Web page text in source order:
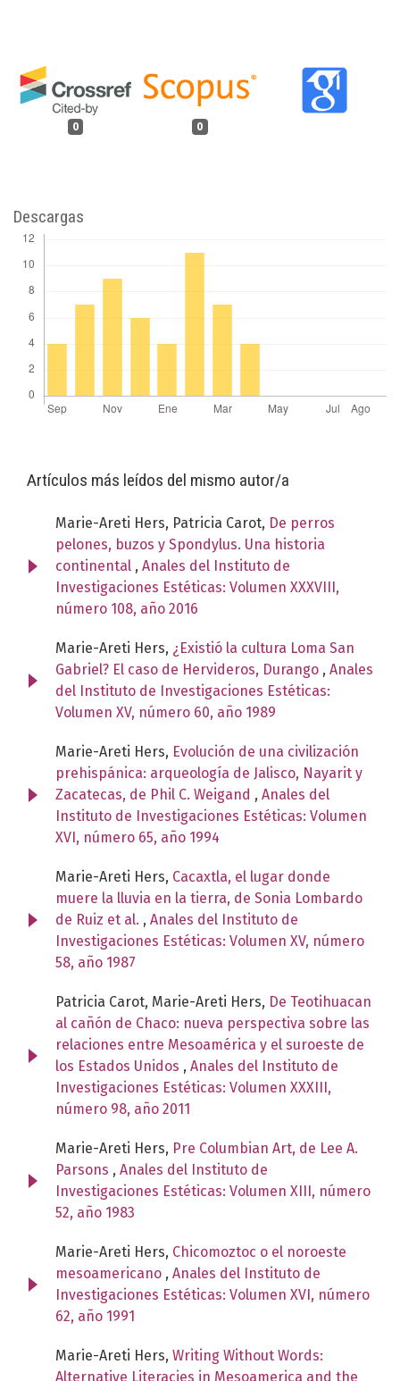
0 0
Descargas
Artículos más leídos del mismo autor/a
Marie-Areti Hers, Patricia Carot, De perros
pelones, buzos y Spondylus. Una historia
continental , Anales del Instituto de
Investigaciones Estéticas: Volumen XXXVIII,
número 108, año 2016
Marie-Areti Hers, ¿Existió la cultura Loma San
Gabriel? El caso de Hervideros, Durango , Anales
del Instituto de Investigaciones Estéticas:
Volumen XV, número 60, año 1989
Marie-Areti Hers, Evolución de una civilización
prehispánica: arqueología de Jalisco, Nayarit y
Zacatecas, de Phil C. Weigand , Anales del
Instituto de Investigaciones Estéticas: Volumen
XVI, número 65, año 1994
Marie-Areti Hers, Cacaxtla, el lugar donde
muere la lluvia en la tierra, de Sonia Lombardo
de Ruiz et al. , Anales del Instituto de
Investigaciones Estéticas: Volumen XV, número
58, año 1987
Patricia Carot, Marie-Areti Hers, De Teotihuacan
al cañón de Chaco: nueva perspectiva sobre las
relaciones entre Mesoamérica y el suroeste de
los Estados Unidos , Anales del Instituto de
Investigaciones Estéticas: Volumen XXXIII,
número 98, año 2011
Marie-Areti Hers, Pre Columbian Art, de Lee A.
Parsons , Anales del Instituto de
Investigaciones Estéticas: Volumen XIII, número
52, año 1983
Marie-Areti Hers, Chicomoztoc o el noroeste
mesoamericano , Anales del Instituto de
Investigaciones Estéticas: Volumen XVI, número
62, año 1991
Marie-Areti Hers, Writing Without Words:
Alternative Literacies in Mesoamerica and the